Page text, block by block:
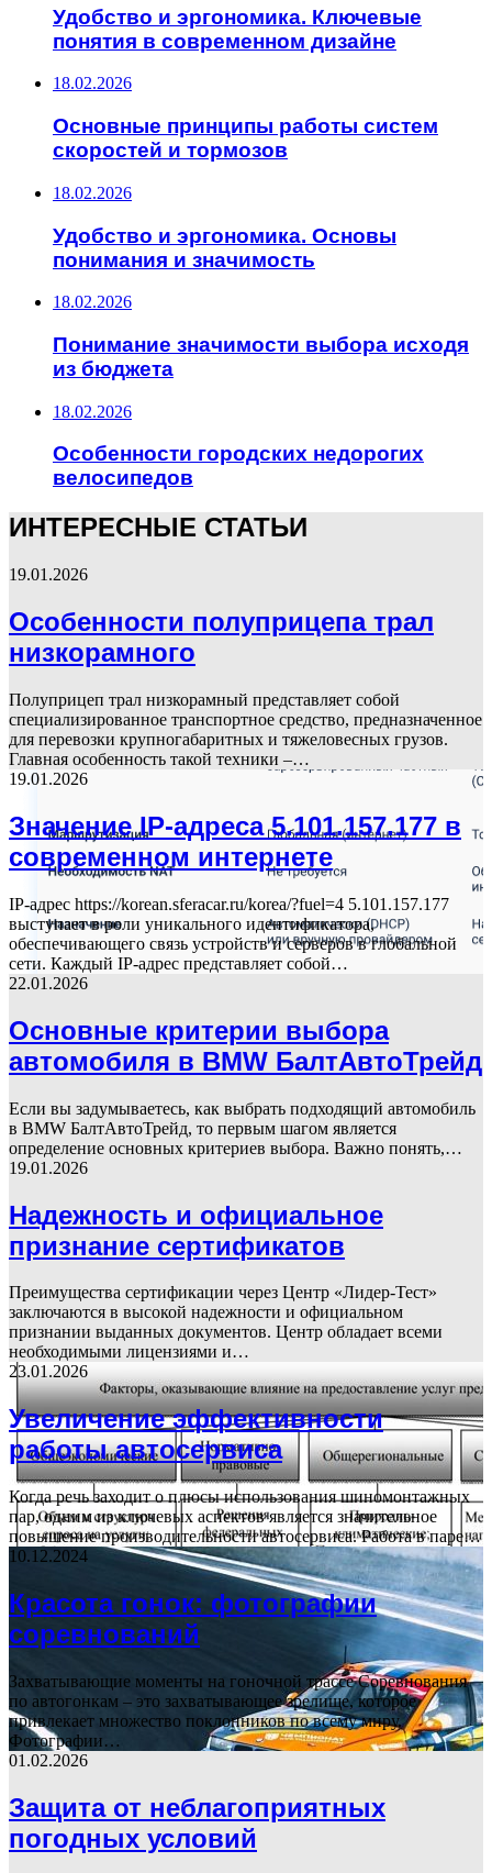
Удобство и эргономика. Ключевые
понятия в современном дизайне
18.02.2026
Основные принципы работы систем
скоростей и тормозов
18.02.2026
Удобство и эргономика. Основы
понимания и значимость
18.02.2026
Понимание значимости выбора исходя
из бюджета
18.02.2026
Особенности городских недорогих
велосипедов
ИНТЕРЕСНЫЕ СТАТЬИ
19.01.2026
Особенности полуприцепа трал
низкорамного
Полуприцеп трал низкорамный представляет собой
специализированное транспортное средство, предназначенное
для перевозки крупногабаритных и тяжеловесных грузов.
Главная особенность такой техники –…
19.01.2026
Значение IP-адреса 5.101.157.177 в
современном интернете
IP-адрес https://korean.sferacar.ru/korea/?fuel=4 5.101.157.177
выступает в роли уникального идентификатора,
обеспечивающего связь устройств и серверов в глобальной
сети. Каждый IP-адрес представляет собой…
22.01.2026
Основные критерии выбора
автомобиля в BMW БалтАвтоТрейд
Если вы задумываетесь, как выбрать подходящий автомобиль
в BMW БалтАвтоТрейд, то первым шагом является
определение основных критериев выбора. Важно понять,…
19.01.2026
Надежность и официальное
признание сертификатов
Преимущества сертификации через Центр «Лидер-Тест»
заключаются в высокой надежности и официальном
признании выданных документов. Центр обладает всеми
необходимыми лицензиями и…
23.01.2026
Увеличение эффективности
работы автосервиса
Когда речь заходит о плюсы использования шиномонтажных
пар, одним из ключевых аспектов является значительное
повышение производительности автосервиса. Работа в паре…
10.12.2024
Красота гонок: фотографии
соревнований
Захватывающие моменты на гоночной трассе Соревнования
по автогонкам – это захватывающее зрелище, которое
привлекает множество поклонников по всему миру.
Фотографии…
01.02.2026
Защита от неблагоприятных
погодных условий